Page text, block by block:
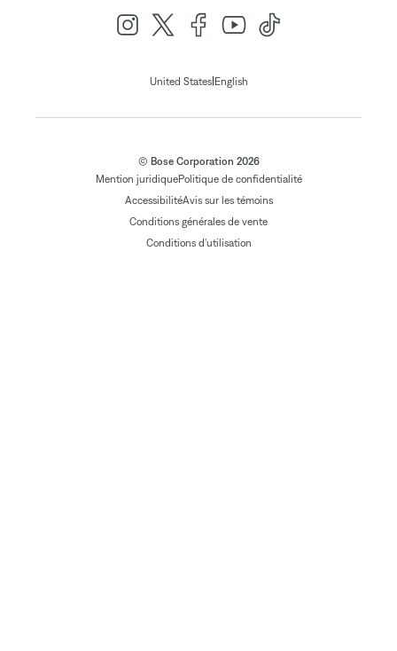
United States| English
© Bose Corporation 2026
Mention juridiquePolitique de confidentialité
AccessibilitéAvis sur les témoins
Conditions générales de vente
Conditions d'utilisation